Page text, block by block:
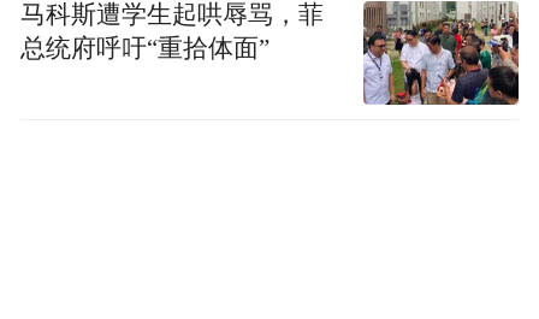
马科斯遭学生起哄辱骂，菲
总统府呼吁“重拾体面”